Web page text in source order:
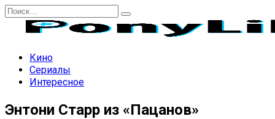
Перейти
содержанию
Search
Кино
Сериалы
Интересное
Энтони Старр из «Пацанов»